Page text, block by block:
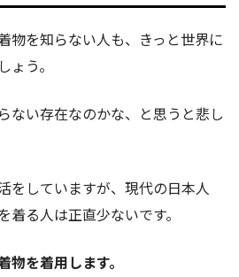
物を知らない人も、きっと世界に
う。
ない存在なのかな、と思うと悲し
をしていますが、現代の日本人
る人は正直少ないです。
物を着用します。